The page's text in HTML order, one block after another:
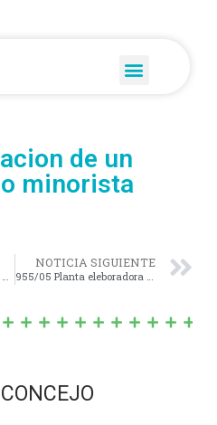
de un
minorista
040/05 Salud y problemas adolescentes
NOTICIA SIGUIENTE
955/05 Planta eleboradora de quesos